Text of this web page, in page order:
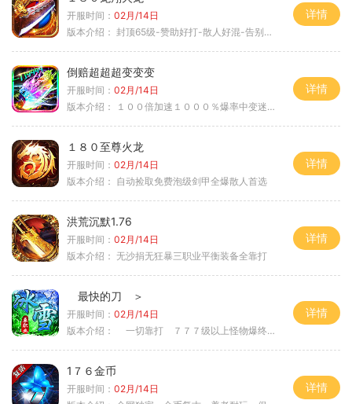
开服时间： 02月/14日
版本介绍： 封顶65级-赞助好打-散人好混-告别坑服
详情
倒赔超超超变变变
开服时间： 02月/14日
版本介绍：
１００倍加速１０００％爆率中变迷失单职
详情
１８０至尊火龙
开服时间： 02月/14日
版本介绍： 自动捡取免费泡级剑甲全爆散人首选
详情
洪荒沉默1.76
开服时间： 02月/14日
版本介绍： 无沙捐无狂暴三职业平衡装备全靠打
详情
最快的刀 ＞
开服时间： 02月/14日
版本介绍：
一切靠打 ７７７级以上怪物爆终极 ＞
详情
1７６金币
开服时间： 02月/14日
详情